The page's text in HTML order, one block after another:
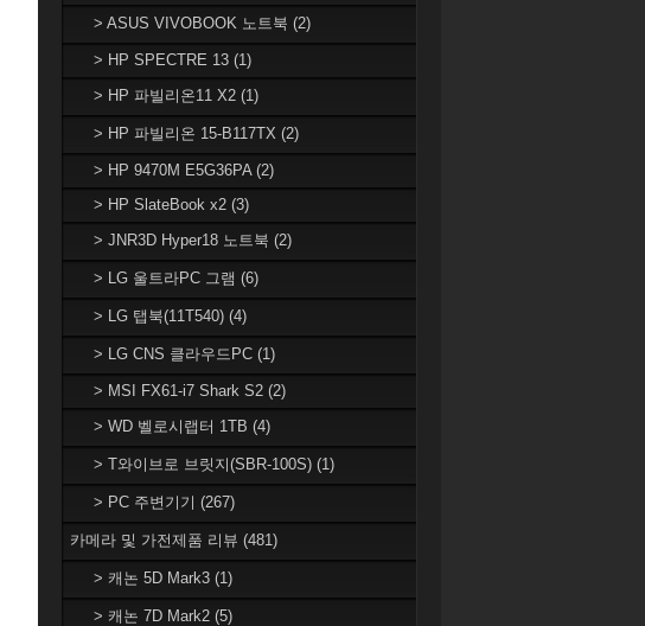
> ASUS VIVOBOOK 노트북 (2)
> HP SPECTRE 13 (1)
> HP 파빌리온11 X2 (1)
> HP 파빌리온 15-B117TX (2)
> HP 9470M E5G36PA (2)
> HP SlateBook x2 (3)
> JNR3D Hyper18 노트북 (2)
> LG 울트라PC 그램 (6)
> LG 탭북(11T540) (4)
> LG CNS 클라우드PC (1)
> MSI FX61-i7 Shark S2 (2)
> WD 벨로시랩터 1TB (4)
> T와이브로 브릿지(SBR-100S) (1)
> PC 주변기기 (267)
카메라 및 가전제품 리뷰 (481)
> 캐논 5D Mark3 (1)
> 캐논 7D Mark2 (5)